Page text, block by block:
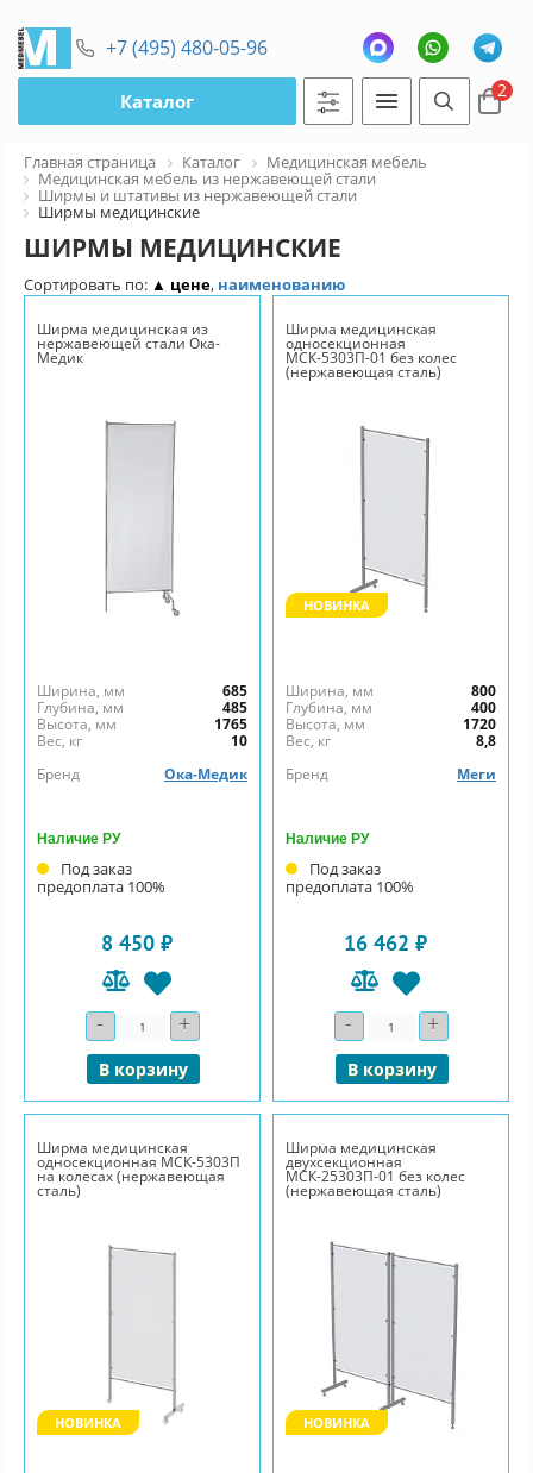
+7 (495) 480-05-96
Каталог 2
Главная страница Каталог Медицинская мебель
Медицинская мебель из нержавеющей стали
Ширмы и штативы из нержавеющей стали
Ширмы медицинские
ШИРМЫ МЕДИЦИНСКИЕ
Сортировать по: ▲ цене, наименованию
Ширма медицинская из
нержавеющей стали Ока-
Медик
Ширина, мм
685
Глубина, мм
485
Высота, мм
1765
Вес, кг
10
Бренд
Ока-Медик
Наличие РУ
Под заказ
предоплата 100%
8 450 ₽
- Количество
+
В корзину
Ширма медицинская
односекционная
МСК-5303П-01 без колес
(нержавеющая сталь)
НОВИНКА
Ширина, мм
800
Глубина, мм
400
Высота, мм
1720
Вес, кг
8,8
Бренд
Меги
Наличие РУ
Под заказ
предоплата 100%
16 462 ₽
- Количество
+
В корзину
Ширма медицинская
односекционная МСК-5303П
на колесах (нержавеющая
сталь)
НОВИНКА
Ширма медицинская
двухсекционная
МСК-25303П-01 без колес
(нержавеющая сталь)
НОВИНКА